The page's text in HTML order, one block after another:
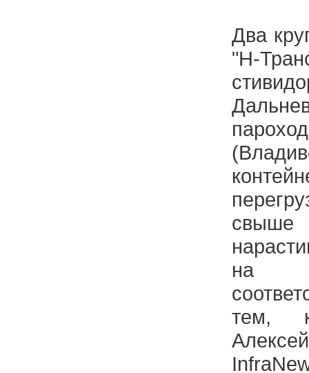
Два
"Н-
на
тем,